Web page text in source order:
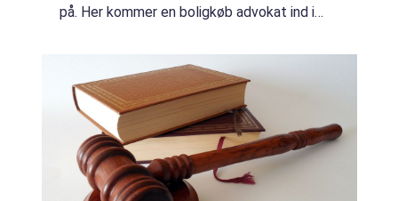
på. Her kommer en boligkøb advokat ind i
ekspertise og sikre, at dit boligkøb foregår ...